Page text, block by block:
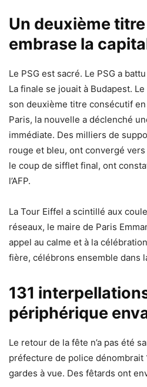
Un deuxième
embrase la
Le PSG est sacré. Le PSG a
La finale se jouait à Budapest.
son deuxième titre consécutif
Paris, la nouvelle a déclenché
immédiate. Des milliers de
rouge et bleu, ont convergé
le coup de sifflet final, ont
l’AFP.
La Tour Eiffel a scintillé aux
réseaux, le maire de Paris
appel au calme et à la
fière, célébrons ensemble dans
131
périphérique
Le retour de la fête n’a pas été
préfecture de police dénombrait
gardes à vue. Des fêtards ont